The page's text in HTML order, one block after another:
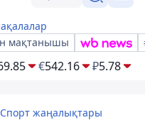
мақтанышы
€542.16 ₽5.78
Спорт жаңалықтары